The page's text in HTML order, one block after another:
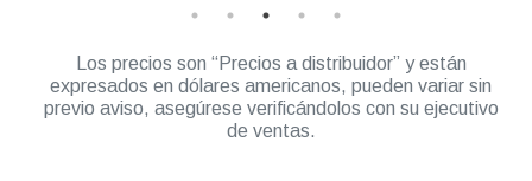
Los precios son “Precios a distribuidor” y están
expresados en dólares americanos, pueden variar sin
previo aviso, asegúrese verificándolos con su ejecutivo
de ventas.